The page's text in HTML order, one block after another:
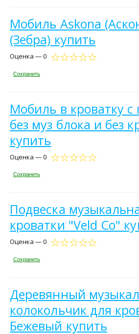
Мобиль Askona
(Зебра) купить
Оценка — 0
Сохранить
Мобиль в кроватку с
без муз блока и без
купить
Оценка — 0
Сохранить
Подвеска
кроватки "Veld Co"
Оценка — 0
Сохранить
Деревянный
колокольчик для
Бежевый купить